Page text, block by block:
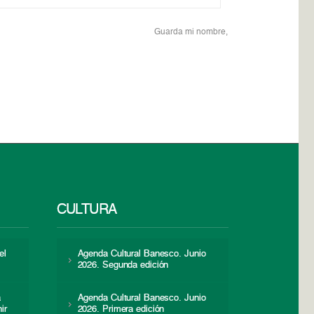
Guarda mi nombre,
CULTURA
Agenda Cultural Banesco. Junio
2026. Segunda edición
Agenda Cultural Banesco. Junio
2026. Primera edición